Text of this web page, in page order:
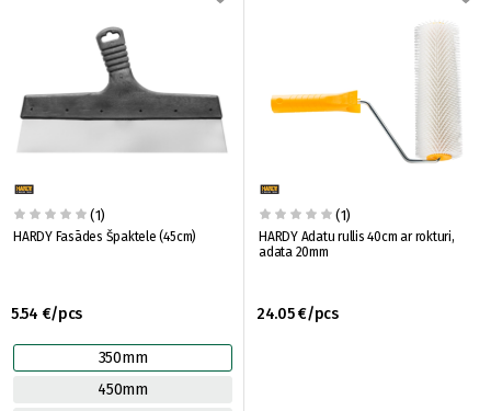
(1)
HARDY Fasādes Špaktele (45cm)
5.54 €/pcs
350mm
450mm
(1)
HARDY Adatu rullis 40cm ar rokturi,
adata 20mm
24.05 €/pcs